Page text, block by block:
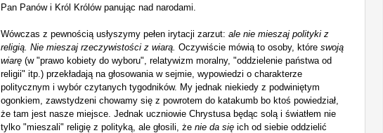
Pan Panów i Król Królów panując nad narodami.
Wówczas z pewnością usłyszymy pełen irytacji zarzut: ale nie mieszaj polityki z
religią. Nie mieszaj rzeczywistości z wiarą. Oczywiście mówią to osoby, które swoją
wiarę (w "prawo kobiety do wyboru", relatywizm moralny, "oddzielenie państwa od
religii" itp. ) przekładają na głosowania w sejmie, wypowiedzi o charakterze
politycznym i wybórczytanych tygodników. My jednak niekiedy z podwiniętym
ogonkiem, zawstydzeni chowamy się z powrotem do katakumb bo ktoś powiedział,
że tam jest nasze miejsce. Jednak uczniowie Chrystusa będąc solą i światłem nie
tylko "mieszali" religię z polityką, ale głosili że nie da się ich od siebie oddzielić